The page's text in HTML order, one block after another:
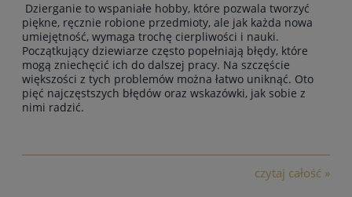
Dzierganie to wspaniałe hobby, które pozwala tworzyć
piękne, ręcznie robione przedmioty, ale jak każda nowa
umiejętność, wymaga trochę cierpliwości i nauki.
Początkujący dziewiarze często popełniają błędy, które
mogą zniechęcić ich do dalszej pracy. Na szczęście
większości z tych problemów można łatwo uniknąć. Oto
pięć najczęstszych błędów oraz wskazówki, jak sobie z
nimi radzić.
czytaj całość »